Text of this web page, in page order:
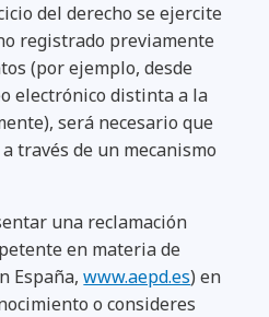
del derecho se ejercite
registrado previamente
(por ejemplo, desde
electrónico distinta a la
será necesario que
través de un mecanismo
una reclamación
en materia de
España,www.aepd.es) en
o consideres